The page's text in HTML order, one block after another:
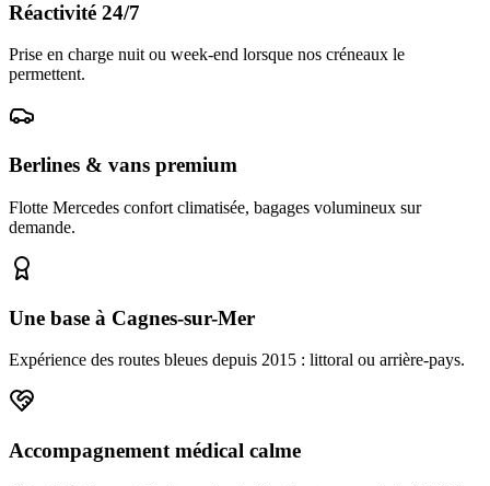
Réactivité 24/7
Prise en charge nuit ou week-end lorsque nos créneaux le
permettent.
Berlines & vans premium
Flotte Mercedes confort climatisée, bagages volumineux sur
demande.
Une base à Cagnes-sur-Mer
Expérience des routes bleues depuis 2015 : littoral ou arrière-pays.
Accompagnement médical calme